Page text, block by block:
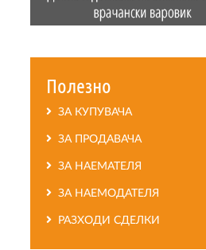
Полезно
ЗА КУПУВАЧА
ЗА ПРОДАВАЧА
ЗА НАЕМАТЕЛЯ
ЗА НАЕМОДАТЕЛЯ
РАЗХОДИ СДЕЛКИ